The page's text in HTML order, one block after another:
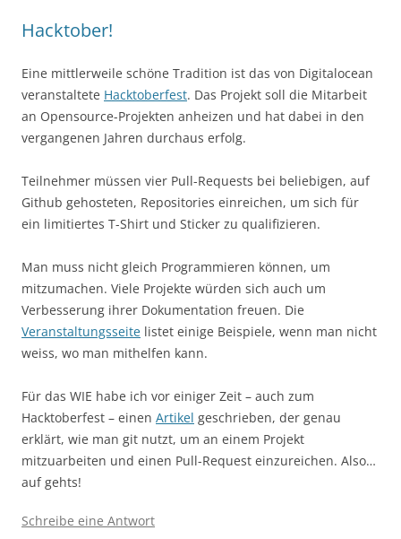
Hacktober!
Eine mittlerweile schöne Tradition ist das von Digitalocean
veranstaltete Hacktoberfest. Das Projekt soll die Mitarbeit
an Opensource-Projekten anheizen und hat dabei in den
vergangenen Jahren durchaus erfolg.
Teilnehmer müssen vier Pull-Requests bei beliebigen, auf
Github gehosteten, Repositories einreichen, um sich für
ein limitiertes T-Shirt und Sticker zu qualifizieren.
Man muss nicht gleich Programmieren können, um
mitzumachen. Viele Projekte würden sich auch um
Verbesserung ihrer Dokumentation freuen. Die
Veranstaltungsseite listet einige Beispiele, wenn man nicht
weiss, wo man mithelfen kann.
Für das WIE habe ich vor einiger Zeit – auch zum
Hacktoberfest – einen Artikel geschrieben, der genau
erklärt, wie man git nutzt, um an einem Projekt
mitzuarbeiten und einen Pull-Request einzureichen. Also…
auf gehts!
Schreibe eine Antwort